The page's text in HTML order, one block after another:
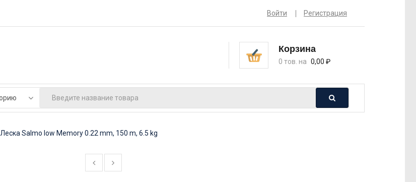
Войти Регистрация
Корзина
0 тов. на 0,00 ₽
Леска Salmo low Memory 0.22 mm, 150 m, 6.5 kg